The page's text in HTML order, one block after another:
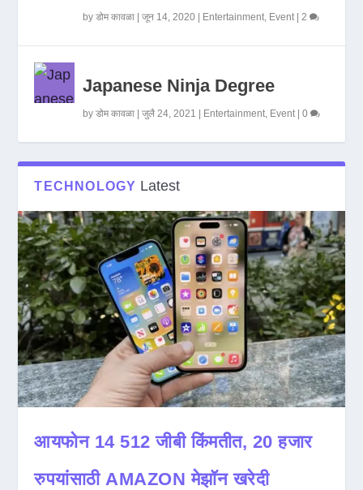
byडोम कावळा |जून 14, 2020 Entertainment, Event|2
Japanese Ninja Degree
byडोम कावळा |जुलै 24, 2021 Entertainment, Event|0
TECHNOLOGY Latest
आयफोन 14 512 जीबी किंमतीत, 20 हजार
रुपयांसाठी AMAZON मेझॉन खरेदी